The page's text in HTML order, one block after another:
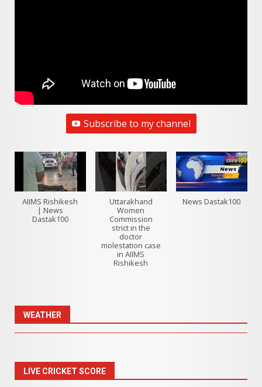
Subscribe to my channel
AIIMS Rishikesh
| News
Dastak100
Uttarakhand
Women
Commission
strict in the
doctor
molestation case
in AIIMS
Rishikesh
News Dastak100
WEATHER
LIVE CRICKET SCORE